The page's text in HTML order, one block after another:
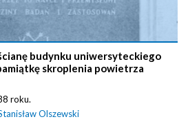
budynku uniwersyteckiego
skroplenia powietrza
roku.
Olszewski